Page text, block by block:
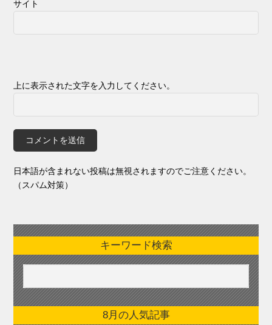
サイト
上に表示された文字を入力してください。
日本語が含まれない投稿は無視されますのでご注意ください。
（スパム対策）
キーワード検索
8月の人気記事